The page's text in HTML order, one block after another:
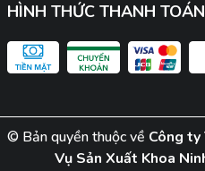
HÌNH THỨC THANH TOÁN
© Bản quyền thuộc về Công ty
Vụ Sản Xuất Khoa